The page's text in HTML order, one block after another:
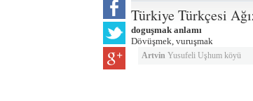
Türkiye Türkçesi
doguşmak anlamı
Dövüşmek, vuruşmak
Artvin Yusufeli Uşhum köyü